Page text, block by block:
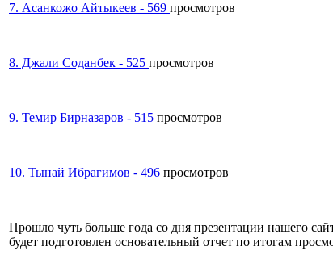
7. Асанкожо Айтыкеев - 569 просмотров
8. Джали Соданбек - 525 просмотров
9. Темир Бирназаров - 515 просмотров
10. Тынай Ибрагимов - 496 просмотров
Прошло чуть больше года со дня презентации нашего
будет подготовлен основательный отчет по итогам